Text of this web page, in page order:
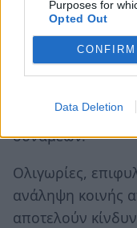
Purposes for
Opted Out
CONFIRM
Data Deletion
πρακτέου .
Τα παραπάνω
επάρκεια την
δημοκρατικών,
δυνάμεων.
Ολιγωρίες,
ανάληψη κοινής
αποτελούν